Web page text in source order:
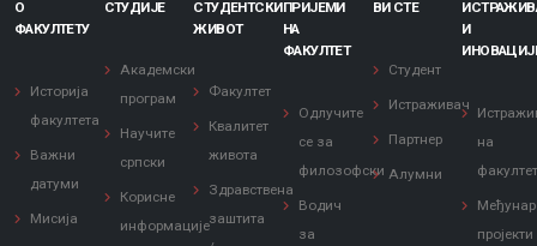
О
ФАКУЛТЕТУ
Историја
факултета
Важни
датуми
Мисија
СТУДИЈЕ
Академски
програм
Научите
српски
Корисне
информације
СТУДЕНТСКИ
ЖИВОТ
Факултет
Квалитет
живота
Здравствена
заштита
ПРИЈЕМИ
НА
ФАКУЛТЕТ
Одлучите
се за
филозофски
Водич
за
ВИ СТЕ
Студент
Истраживач
Партнер
Алумни
И
на
пројекти